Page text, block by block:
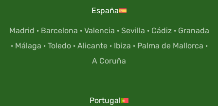
España
Madrid · Barcelona · Valencia · Sevilla · Cádiz· Granada
· Málaga · Toledo· Alicante· Ibiza · Palma de Mallorca ·
A Coruña
Portugal